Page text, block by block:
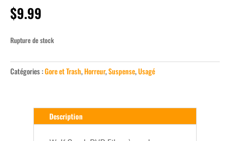
$9.99
Rupture de stock
Catégories :Gore et Trash,Horreur,Suspense,Usagé
Description